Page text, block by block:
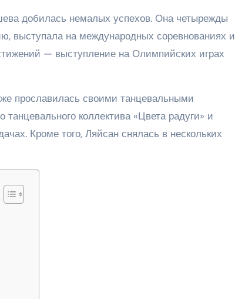
добилась немалых успехов. Она четырежды
выступала на международных соревнованиях и
— выступление на Олимпийских играх
прославилась своими танцевальными
коллектива «Цвета радуги» и
Кроме того, Ляйсан снялась в нескольких